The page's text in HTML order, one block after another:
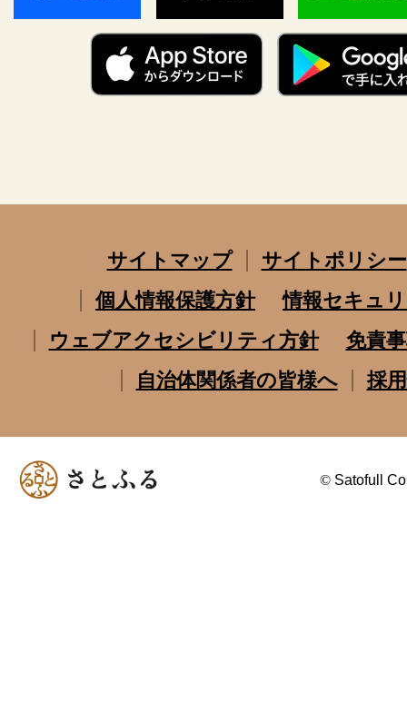
サイトマップ
サイトポリシー
個人情報保護方針
情報セキュ
ウェブアクセシビリティ方針
免責
自治体関係者の皆様へ
採
© Satofull